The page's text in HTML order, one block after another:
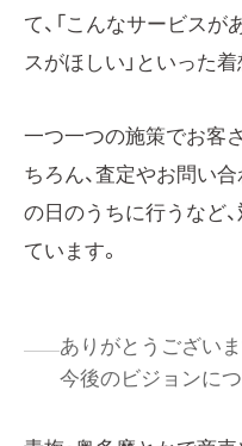
て、「こんなサービスが
スがほしい」といった
一つ一つの施策でお客
ちろん、査定やお問い
の日のうちに行うなど
ています。
ありがとうござい
今後のビジョンに